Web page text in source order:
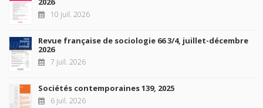
10 juil. 2026
Revue française de sociologie 66 3/4, juillet-décembre
2026
7 juil. 2026
Sociétés contemporaines 139, 2025
6 juil. 2026